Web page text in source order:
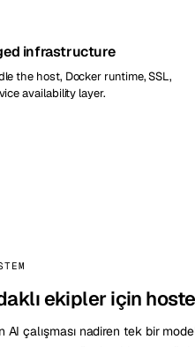
infrastructure
the host, Docker runtime, SSL,
availability layer.
ekipler için
AI çalışması nadiren tek bir